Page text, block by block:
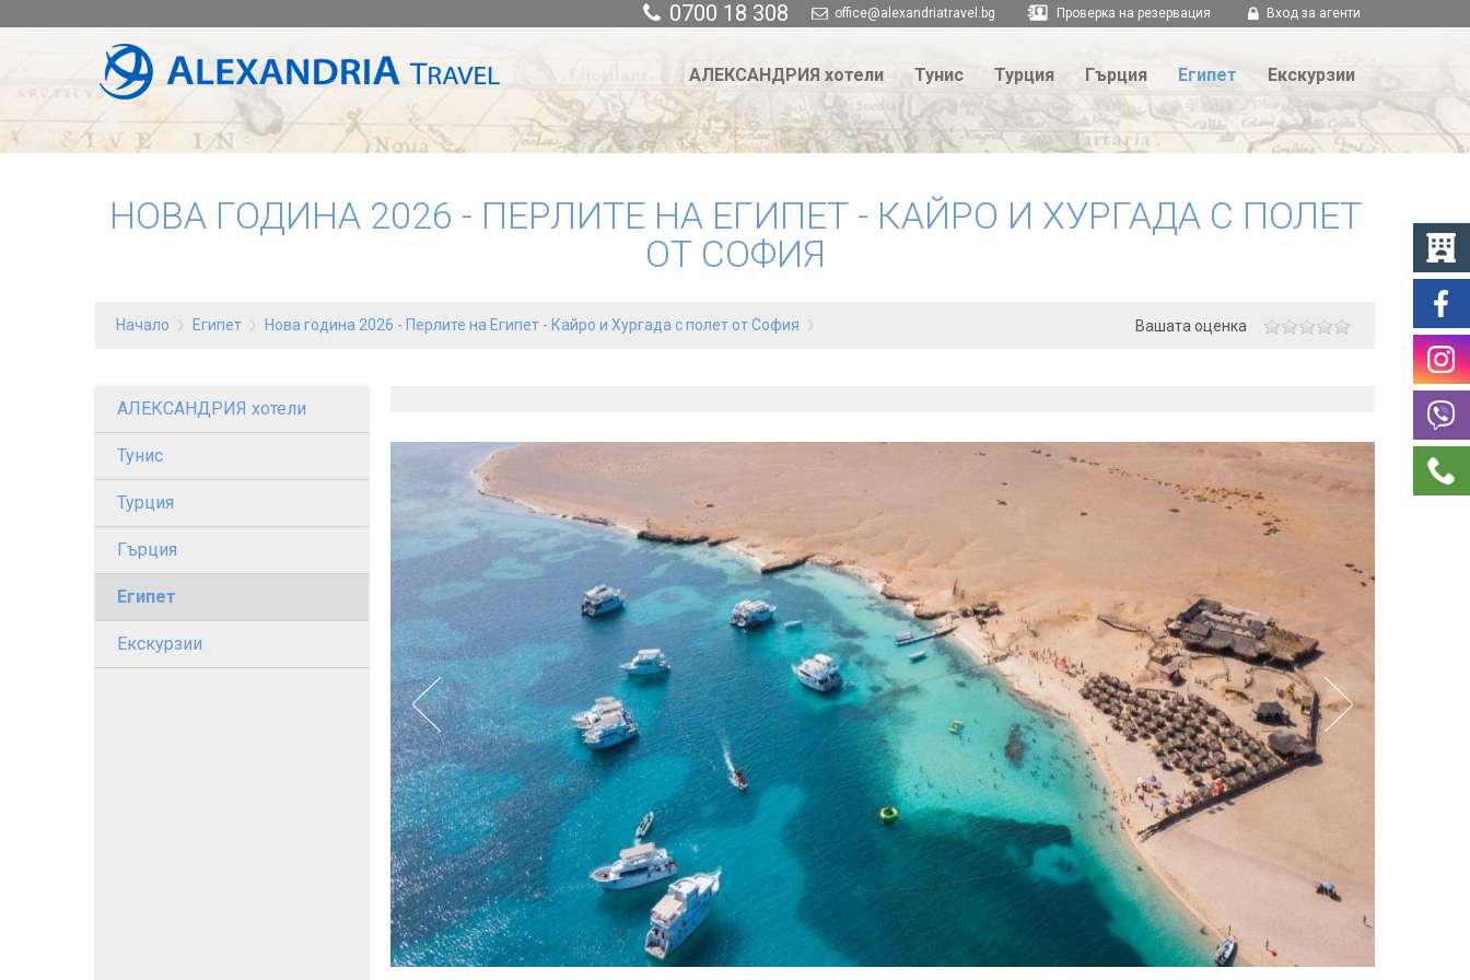
0700 18 308 office@alexandriatravel.bg Проверка на резервация Вход за агенти
АЛЕКСАНДРИЯ хотели Тунис Турция Гърция Египет Екскурзии
НОВА ГОДИНА 2026 - ПЕРЛИТЕ НА ЕГИПЕТ - КАЙРО И ХУРГАДА С ПОЛЕТ
ОТ СОФИЯ
Начало Египет Нова година 2026 - Перлите на Египет - Кайро и Хургада с полет от София Вашата оценка
АЛЕКСАНДРИЯ хотели
Тунис
Турция
Гърция
Египет
Екскурзии